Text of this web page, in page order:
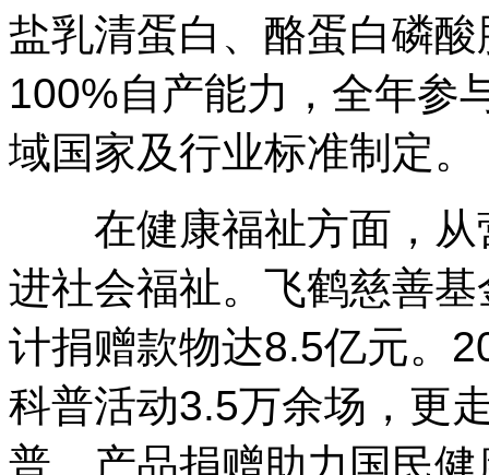
盐乳清蛋白、酪蛋白磷
100%自产能力，全年参
域国家及行业标准制定。
在健康福祉方面，从
进社会福祉。飞鹤慈善
计捐赠款物达8.5亿元。
科普活动3.5万余场，更
普、产品捐赠助力国民